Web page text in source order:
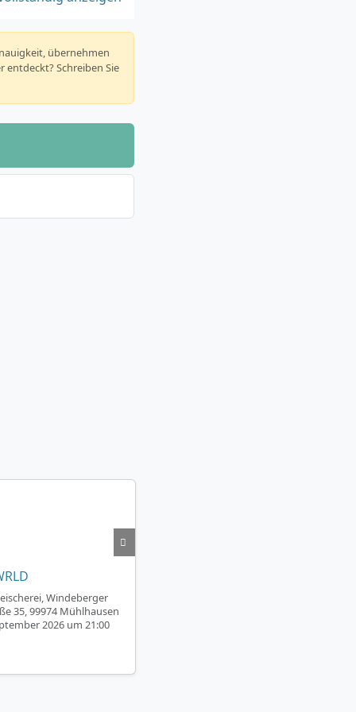
übernehmen
entdeckt? Schreiben Sie
Windeberger
35, 99974 Mühlhausen
2026 um 21:00